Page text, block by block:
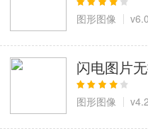
图形图像 v6.0
闪电图片
图形图像